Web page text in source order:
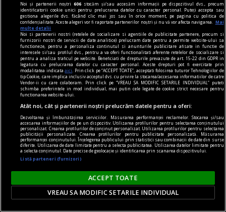
Cum influențează Rusia scumpirea carburanților
din România. Doi experți în energie au explicat
mecanismul
România a înregistrat cea mai mare scumpire a
motorinei din Europa în ultima săptămână, iar
una dintre cauze ar fi că Rusia a devenit
importator net de carburanți, au explicat doi
experți în energie, pentru Adevărul.
Noi și partenerii noștri606 stocăm și/sau accesăm informații pe dispozitivul dvs., precum
identificatorii cookie unici pentru prelucrarea datelor cu caracter personal. Puteți accepta sau
gestiona alegerile dvs. făcând clic mai jos sau în orice moment, pe pagina cu politica de
confidențialitate. Aceste alegeri vor fi raportate partenerilor noștri și nu vă vor afecta navigarea.
Mai
multe detalii
Noi si partenerii nostri (retelele de socializare si agentiile de publicitate partenere, precum si
furnizorii nostri de servicii de date analitice) prelucram date pentru a permite website-ului sa
functioneze, pentru a personaliza continutul si anunturile publicitare afisate in functie de
interesele si/sau profilul dvs., pentru a va oferi functionalitati aferente retelelor de socializare si
pentru a analiza traficul pe website. Beneficiati de drepturile prevazute de art. 15-22 din GDPR in
legatura cu prelucrarea datelor cu caracter personal. Aceste drepturi pot fi exercitate prin
modalitatea indicataaici
. Prin click pe “ACCEPT TOATE”, acceptati folosirea tuturor Tehnologiilor de
tip Cookie, care implica inclusiv acceptul dvs. cu privire la stocarea/accesarea informatiilor de catre
Vendor-ii cu care colaboram. Prin click pe “VREAU SA MODIFIC SETARILE INDIVIDUAL” puteti
schimba preferintele in mod individual, mai putin cele legate de cookie strict necesare pentru
functionarea website-ului.
Atât noi, cât și partenerii noștri prelucrăm datele pentru a oferi:
Dezvoltarea și îmbunătățirea serviciilor. Măsurarea performanței reclamelor. Stocarea și/sau
accesarea informațiilor de pe un dispozitiv. Utilizarea profilurilor pentru selectarea conținutului
personalizat. Crearea profilurilor de conținut personalizat. Utilizarea profilurilor pentru selectarea
publicității personalizate. Crearea profilurilor pentru publicitate personalizată. Măsurarea
performanței conținutului. Înțelegerea publicului prin statistici sau combinații de date din surse
diferite. Utilizarea de date limitate pentru a selecta publicitatea. Utilizarea datelor limitate pentru
a selecta conținutul. Date precise de geolocație și identificarea prin scanarea dispozitivului.
Listă parteneri (furnizori)
ACCEPT TOATE
VREAU SA MODIFIC SETARILE INDIVIDUAL